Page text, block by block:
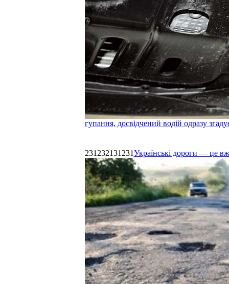
гупання, досвідчений водій одразу
231232131231Українські дороги — це